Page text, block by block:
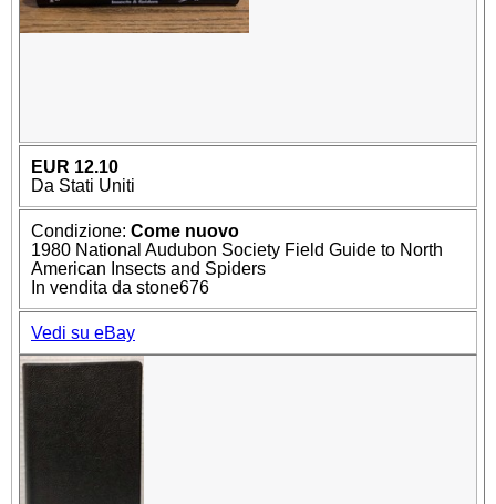
EUR 12.10
Da Stati Uniti
Condizione: Come nuovo
1980 National Audubon Society Field Guide to North
American Insects and Spiders
In vendita da stone676
Vedi su eBay